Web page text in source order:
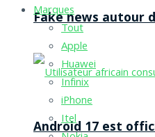
Fake news autour
Android 17 est
Marques
Tout
Apple
Huawei
Infinix
iPhone
Itel